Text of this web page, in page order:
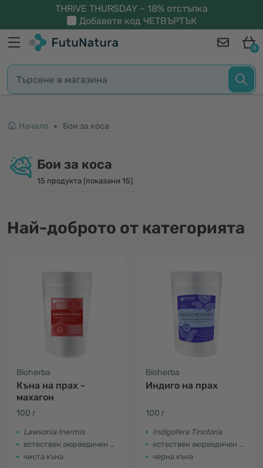
THRIVE THURSDAY – 18% отстъпка
Добавете код ЧЕТВЪРТЪК
0
Начало Бои за коса
Бои за коса
15 продукта (показани 15)
Най-доброто от категорията
Bioherba
Къна на прах -
махагон
100 г
Lawsonia Inermis
естествен аюрведичен продукт
чиста къна
Bioherba
Индиго на прах
100 г
Indigofera Tinctoria
естествен аюрведичен продукт
черна къна